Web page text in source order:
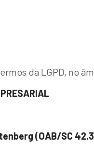
da LGPD, no
(OAB/SC